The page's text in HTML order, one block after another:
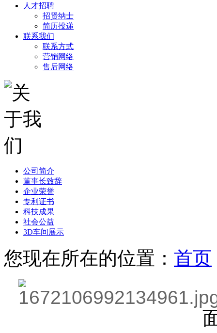
人才招聘
招贤纳士
简历投递
联系我们
联系方式
营销网络
售后网络
公司简介
董事长致辞
企业荣誉
专利证书
科技成果
社会公益
3D车间展示
您现在所在的位置： 首页